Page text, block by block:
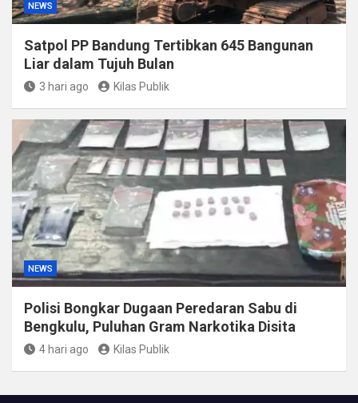
NEWS
Satpol PP Bandung Tertibkan 645 Bangunan
Liar dalam Tujuh Bulan
3 hari ago Kilas Publik
NEWS
Polisi Bongkar Dugaan Peredaran Sabu di
Bengkulu, Puluhan Gram Narkotika Disita
4 hari ago Kilas Publik